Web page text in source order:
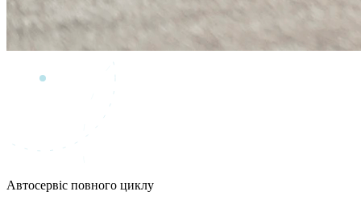
Автосервіс повного циклу